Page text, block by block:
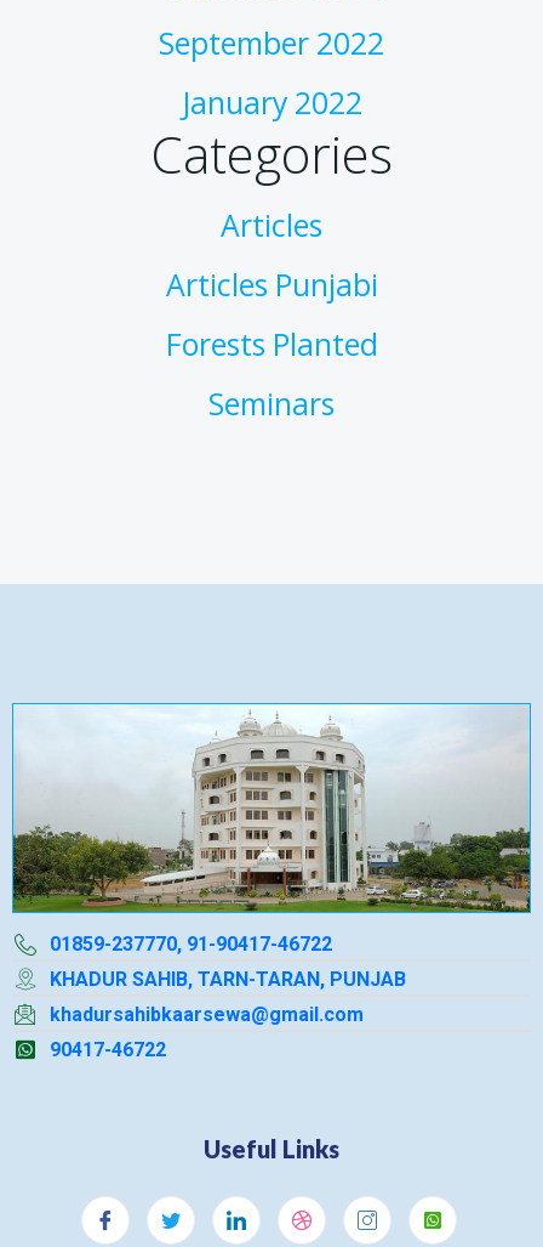
September 2022
January 2022
Categories
Articles
Articles Punjabi
Forests Planted
Seminars
01859-237770, 91-90417-46722
KHADUR SAHIB, TARN-TARAN, PUNJAB
khadursahibkaarsewa@gmail.com
90417-46722
Useful Links